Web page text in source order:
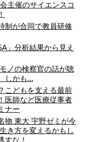
主催のサイエンスコ
制が合同で教員研修
」分析結果から見え
ノの検察官の話が聴
しかも...
こどもを支える最前
医師など医療従事者
ナー
物 東大 宇野ゼミが今
き方を変えるかもし
すな！